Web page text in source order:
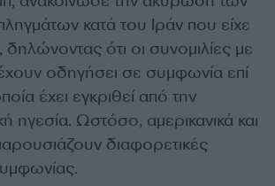
κατά του Ιράν που είχε
δηλώνοντας ότι οι συνομιλίες με
οδηγήσει σε συμφωνία επί
έχει εγκριθεί από την
ηγεσία. Ωστόσο, αμερικανικά και
διαφορετικές